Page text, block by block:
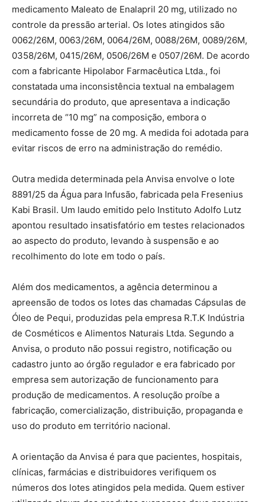
medicamento Maleato de Enalapril 20 mg, utilizado no
controle da pressão arterial. Os lotes atingidos são
0062/26M, 0063/26M, 0064/26M, 0088/26M, 0089/26M,
0358/26M, 0415/26M, 0506/26M e 0507/26M. De acordo
com a fabricante Hipolabor Farmacêutica Ltda., foi
constatada uma inconsistência textual na embalagem
secundária do produto, que apresentava a indicação
incorreta de “10 mg” na composição, embora o
medicamento fosse de 20 mg. A medida foi adotada para
evitar riscos de erro na administração do remédio.
Outra medida determinada pela Anvisa envolve o lote
8891/25 da Água para Infusão, fabricada pela Fresenius
Kabi Brasil. Um laudo emitido pelo Instituto Adolfo Lutz
apontou resultado insatisfatório em testes relacionados
ao aspecto do produto, levando à suspensão e ao
recolhimento do lote em todo o país.
Além dos medicamentos, a agência determinou a
apreensão de todos os lotes das chamadas Cápsulas de
Óleo de Pequi, produzidas pela empresa R.T.K Indústria
de Cosméticos e Alimentos Naturais Ltda. Segundo a
Anvisa, o produto não possui registro, notificação ou
cadastro junto ao órgão regulador e era fabricado por
empresa sem autorização de funcionamento para
produção de medicamentos. A resolução proíbe a
fabricação, comercialização, distribuição, propaganda e
uso do produto em território nacional.
A orientação da Anvisa é para que pacientes, hospitais,
clínicas, farmácias e distribuidores verifiquem os
números dos lotes atingidos pela medida. Quem estiver